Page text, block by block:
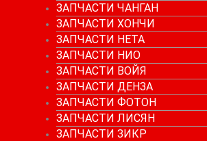
ЗАПЧАСТИ ЧАНГАН
ЗАПЧАСТИ ХОНЧИ
ЗАПЧАСТИ НЕТА
ЗАПЧАСТИ НИО
ЗАПЧАСТИ ВОЙЯ
ЗАПЧАСТИ ДЕНЗА
ЗАПЧАСТИ ФОТОН
ЗАПЧАСТИ ЛИСЯН
ЗАПЧАСТИ ЗИКР